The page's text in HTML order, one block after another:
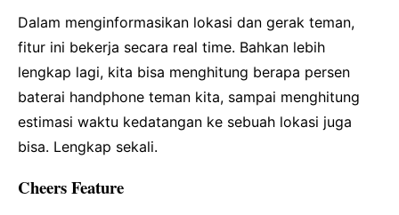
Dalam menginformasikan lokasi dan gerak teman,
fitur ini bekerja secara real time. Bahkan lebih
lengkap lagi, kita bisa menghitung berapa persen
baterai handphone teman kita, sampai menghitung
estimasi waktu kedatangan ke sebuah lokasi juga
bisa. Lengkap sekali.
Cheers Feature